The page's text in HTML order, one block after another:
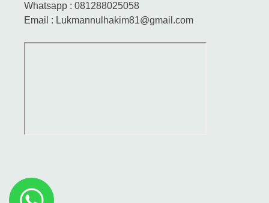
Whatsapp : 081288025058
Email : Lukmannulhakim81@gmail.com